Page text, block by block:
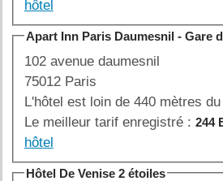
hôtel
Apart Inn Paris Daumesnil - Gare
102 avenue daumesnil
75012 Paris
L'hôtel est loin de 440 mètres
Le meilleur tarif enregistré : 244
hôtel
Hôtel De Venise 2 étoiles